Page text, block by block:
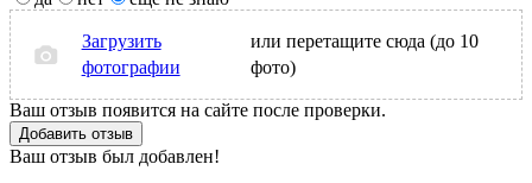
Загрузить
фотографии
или перетащите сюда (до 10
фото)
Ваш отзыв появится на сайте после проверки.
Добавить отзыв
Ваш отзыв был добавлен!